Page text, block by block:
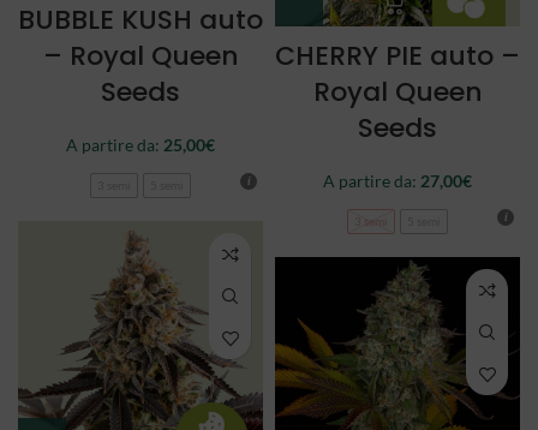
BUBBLE KUSH auto
– Royal Queen
Seeds
A partire da: 25,00€
CHERRY PIE auto –
Royal Queen
Seeds
A partire da: 27,00€
3 semi